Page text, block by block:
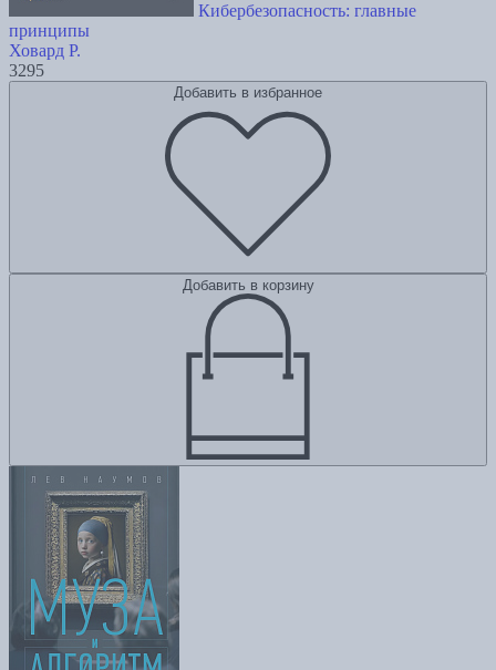
Кибербезопасность: главные
принципы
Ховард Р.
3295
Добавить в избранное
Добавить в корзину